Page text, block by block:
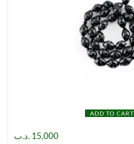
ADD TO CART
15,000 .د.ب